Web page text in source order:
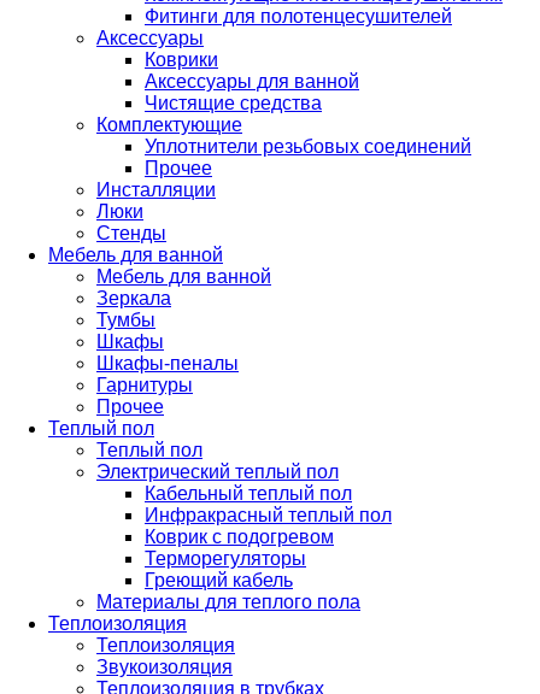
Фитинги для полотенцесушителей
Аксессуары
Коврики
Аксессуары для ванной
Чистящие средства
Комплектующие
Уплотнители резьбовых соединений
Прочее
Инсталляции
Люки
Стенды
Мебель для ванной
Мебель для ванной
Зеркала
Тумбы
Шкафы
Шкафы-пеналы
Гарнитуры
Прочее
Теплый пол
Теплый пол
Электрический теплый пол
Кабельный теплый пол
Инфракрасный теплый пол
Коврик с подогревом
Терморегуляторы
Греющий кабель
Материалы для теплого пола
Теплоизоляция
Теплоизоляция
Звукоизоляция
Теплоизоляция в трубках